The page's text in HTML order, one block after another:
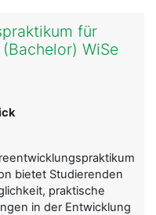
für
WiSe
bietet Studierenden
praktische
in der Entwicklung